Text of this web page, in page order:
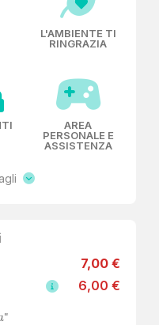
L'AMBIENTE TI
RINGRAZIA
AREA
PERSONALE E
ASSISTENZA
7,00 €
6,00 €